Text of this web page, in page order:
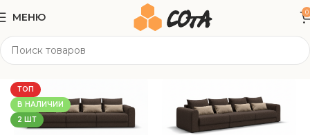
МЕНЮ 0
Мягкая мебель
ТОП
В НАЛИЧИИ
2 ШТ